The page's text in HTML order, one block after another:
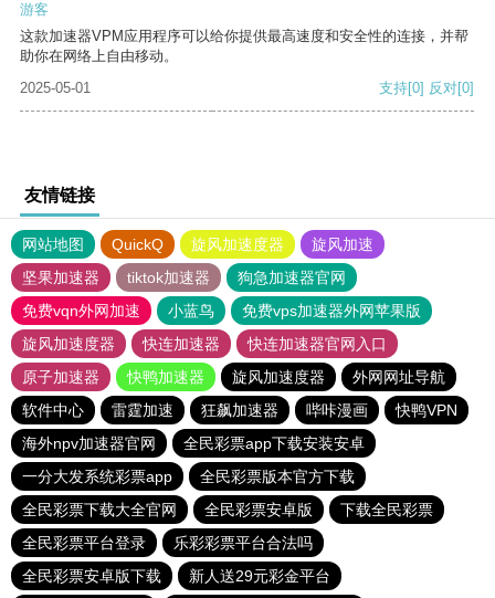
游客
这款加速器VPM应用程序可以给你提供最高速度和安全性的连接，并帮
助你在网络上自由移动。
2025-05-01
支持[0] 反对[0]
友情链接
网站地图 QuickQ 旋风加速度器
旋风加速
坚果加速器
tiktok加速器
狗急加速器官网
免费vqn外网加速
小蓝鸟
免费vps加速器外网苹果版
旋风加速度器
快连加速器
快连加速器官网入口
原子加速器
快鸭加速器 旋风加速度器
外网网址导航
软件中心
雷霆加速 狂飙加速器 哔咔漫画
快鸭VPN
海外npv加速器官网
全民彩票app下载安装安卓
一分大发系统彩票app
全民彩票版本官方下载
全民彩票下载大全官网
全民彩票安卓版
下载全民彩票
全民彩票平台登录
乐彩彩票平台合法吗
全民彩票安卓版下载
新人送29元彩金平台